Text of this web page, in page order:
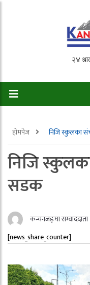
होमपेज निजि स्कुलका
निजि
सडक
कन्चनजङ्घा सम्वाददाता
[news_share_counter]